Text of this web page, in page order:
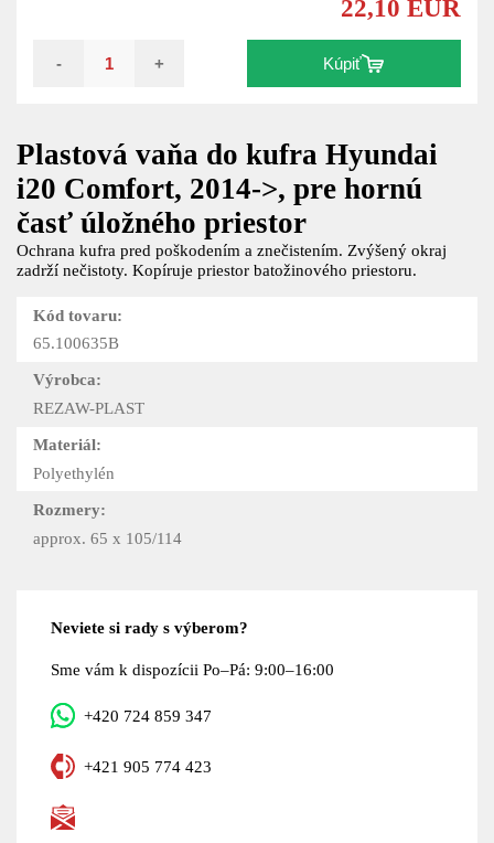
Plastová vaňa do kufra Hyundai
i20 Comfort, 2014->, pre hornú
časť úložného priestor
Ochrana kufra pred poškodením a znečistením. Zvýšený okraj
zadrží nečistoty. Kopíruje priestor batožinového priestoru.
Kód tovaru:
65.100635B
Výrobca:
REZAW-PLAST
Materiál:
Polyethylén
Rozmery:
approx. 65 x 105/114
22,10 EUR
- + Kúpiť
Neviete si rady s výberom?
Sme vám k dispozícii Po–Pá: 9:00–16:00
+420 724 859 347
+421 905 774 423